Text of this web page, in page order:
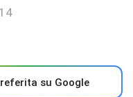
su Google